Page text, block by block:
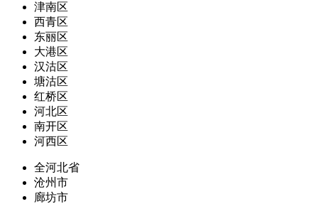
津南区
西青区
东丽区
大港区
汉沽区
塘沽区
红桥区
河北区
南开区
河西区
全河北省
沧州市
廊坊市